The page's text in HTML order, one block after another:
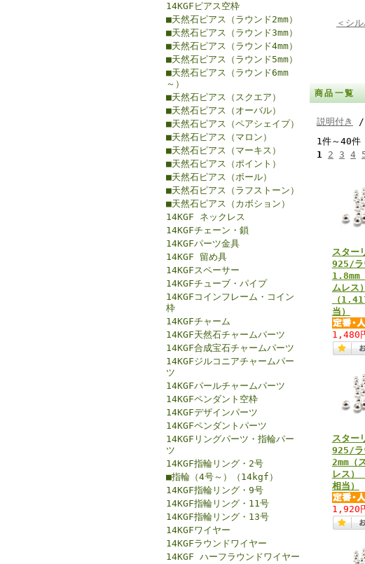
14KGFピアス空枠
■天然石ピアス（ラウンド2mm）
■天然石ピアス（ラウンド3mm）
■天然石ピアス（ラウンド4mm）
■天然石ピアス（ラウンド5mm）
■天然石ピアス（ラウンド6mm
～）
■天然石ピアス（スクエア）
■天然石ピアス（オーバル）
■天然石ピアス（ペアシェイプ）
■天然石ピアス（マロン）
■天然石ピアス（マーキス）
■天然石ピアス（ポイント）
■天然石ピアス（ボール）
■天然石ピアス（ラフストーン）
■天然石ピアス（カボション）
14KGF ネックレス
14KGFチェーン・鎖
14KGFパーツ金具
14KGF 留め具
14KGFスペーサー
14KGFチューブ・パイプ
14KGFコインフレーム・コイン
枠
14KGFチャーム
14KGF天然石チャームパーツ
14KGF合成宝石チャームパーツ
14KGFジルコニアチャームパー
ツ
14KGFパールチャームパーツ
14KGFペンダント空枠
14KGFデザインパーツ
14KGFペンダントパーツ
14KGFリングパーツ・指輪パー
ツ
14KGF指輪リング・2号
■指輪（4号～）（14kgf）
14KGF指輪リング・9号
14KGF指輪リング・11号
14KGF指輪リング・13号
14KGFワイヤー
14KGFラウンドワイヤー
14KGF ハーフラウンドワイヤー
＜シ
商品一覧
説明付き
/
1件～40
1 2 3 4
スター
925/ラ
1.8mm
ムレス）
（
当）
1,480
スター
925/ラ
2mm（
レス
相当）
1,920